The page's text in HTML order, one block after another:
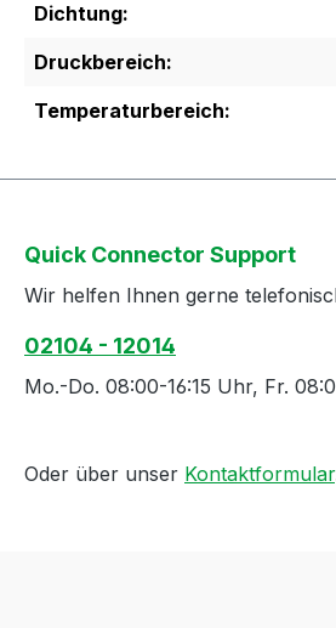
Dichtung:
Druckbereich:
Temperaturbereich:
Quick Connector Support
Wir helfen Ihnen gerne
02104 - 12014
Mo.-Do. 08:00-16:15 Uhr, Fr.
Oder über unser Kontaktformular